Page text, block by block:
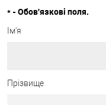
* - Обов'язкові поля.
Ім'я
Прізвище